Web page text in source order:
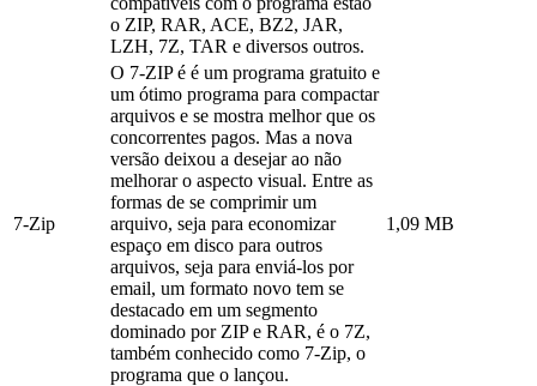
o ZIP, RAR, ACE, BZ2, JAR,
LZH, 7Z, TAR e diversos outros.
7-Zip
O 7-ZIP é é um programa gratuito e
um ótimo programa para compactar
arquivos e se mostra melhor que os
concorrentes pagos. Mas a nova
versão deixou a desejar ao não
melhorar o aspecto visual. Entre as
formas de se comprimir um
arquivo, seja para economizar
espaço em disco para outros
arquivos, seja para enviá-los por
email, um formato novo tem se
destacado em um segmento
dominado por ZIP e RAR, é o 7Z,
também conhecido como 7-Zip, o
programa que o lançou.
1,09 MB